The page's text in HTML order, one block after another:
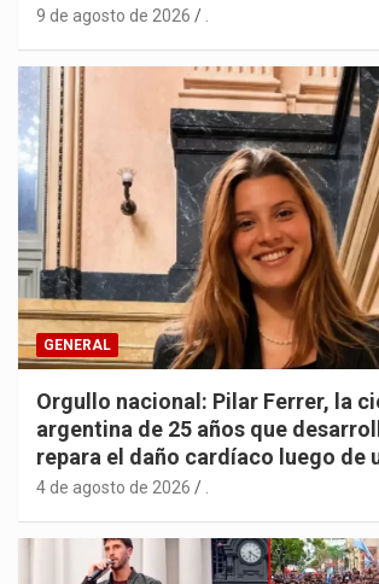
9 de agosto de 2026
GENERAL
Orgullo nacional: Pilar Ferrer, la
argentina de 25 años que
repara el daño cardíaco luego de
4 de agosto de 2026